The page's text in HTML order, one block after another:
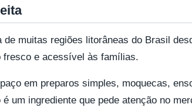
muitas regiões litorâneas do Brasil
fresco e acessível às famílias.
em preparos simples, moquecas,
é um ingrediente que pede atenção no